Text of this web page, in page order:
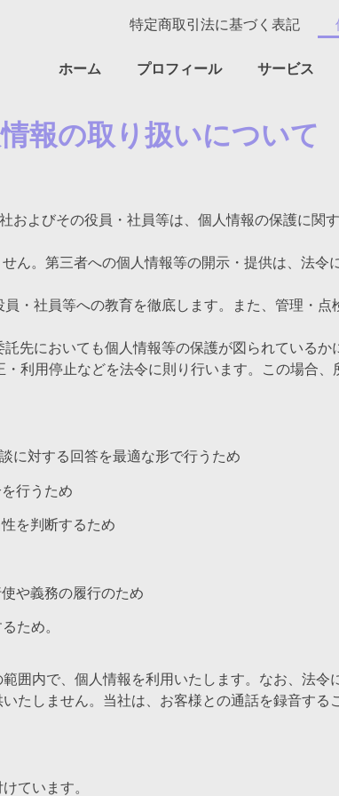
特定商取引法に基づく表記
ホーム プロフィール サービス
報の取り扱いについて
びその役員・社員等は、個人情報の保護に関
ん。第三者への個人情報等の開示・提供は、法令
・社員等への教育を徹底します。また、管理・
先においても個人情報等の保護が図られているか
利用停止などを法令に則り行います。この場合、
に対する回答を最適な形で行うため
行うため
を判断するため
や義務の履行のため
ため。
囲内で、個人情報を利用いたします。なお、法
たしません。当社は、お客様との通話を録音する
ています。